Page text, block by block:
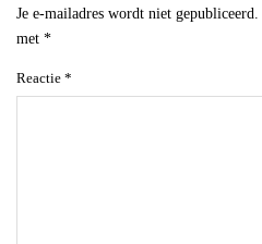
Je e-mailadres wordt niet gepubliceerd.
met *
Reactie *